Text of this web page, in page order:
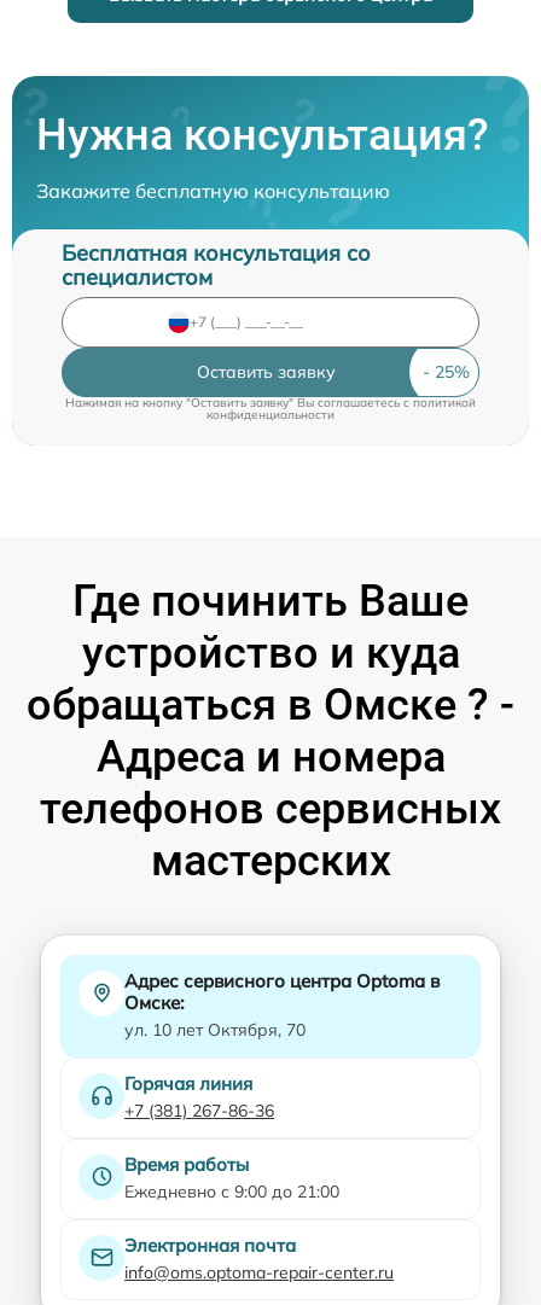
Нужна консультация?
Закажите бесплатную консультацию
Бесплатная консультация со
специалистом
Оставить заявку
Нажимая на кнопку "Оставить заявку" Вы соглашаетесь cполитикой
конфиденциальности
Где починить Ваше
устройство и куда
обращаться в Омске ? -
Адреса и номера
телефонов сервисных
мастерских
Адрес сервисного центра Optoma в
Омске:
ул. 10 лет Октября, 70
Горячая линия
+7 (381) 267-86-36
Время работы
Ежедневно с 9:00 до 21:00
Электронная почта
info@oms.optoma-repair-center.ru